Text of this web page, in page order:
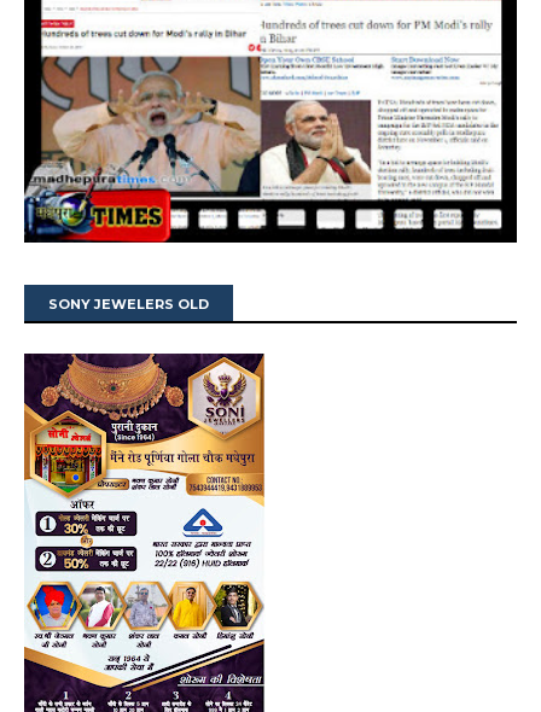
SONY JEWELERS OLD